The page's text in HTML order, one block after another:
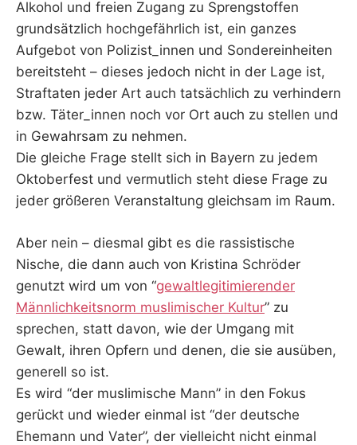
Alkohol und freien Zugang zu Sprengstoffen
grundsätzlich hochgefährlich ist, ein ganzes
Aufgebot von Polizist_innen und Sondereinheiten
bereitsteht – dieses jedoch nicht in der Lage ist,
Straftaten jeder Art auch tatsächlich zu verhindern
bzw. Täter_innen noch vor Ort auch zu stellen und
in Gewahrsam zu nehmen.
Die gleiche Frage stellt sich in Bayern zu jedem
Oktoberfest und vermutlich steht diese Frage zu
jeder größeren Veranstaltung gleichsam im Raum.
Aber nein – diesmal gibt es die rassistische
Nische, die dann auch von Kristina Schröder
genutzt wird um von “gewaltlegitimierender
Männlichkeitsnorm muslimischer Kultur” zu
sprechen, statt davon, wie der Umgang mit
Gewalt, ihren Opfern und denen, die sie ausüben,
generell so ist.
Es wird “der muslimische Mann” in den Fokus
gerückt und wieder einmal ist “der deutsche
Ehemann und Vater”, der vielleicht nicht einmal